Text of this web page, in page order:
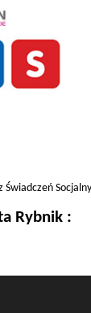
Świadczeń
Rybnik :